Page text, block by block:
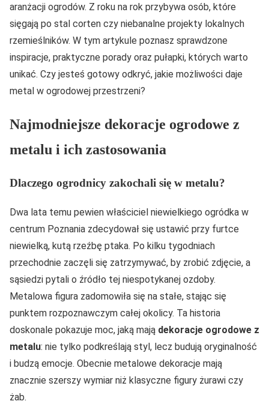
aranżacji ogrodów. Z roku na rok przybywa osób, które
sięgają po stal corten czy niebanalne projekty lokalnych
rzemieślników. W tym artykule poznasz sprawdzone
inspiracje, praktyczne porady oraz pułapki, których warto
unikać. Czy jesteś gotowy odkryć, jakie możliwości daje
metal w ogrodowej przestrzeni?
Najmodniejsze dekoracje ogrodowe z
metalu i ich zastosowania
Dlaczego ogrodnicy zakochali się w metalu?
Dwa lata temu pewien właściciel niewielkiego ogródka w
centrum Poznania zdecydował się ustawić przy furtce
niewielką, kutą rzeźbę ptaka. Po kilku tygodniach
przechodnie zaczęli się zatrzymywać, by zrobić zdjęcie, a
sąsiedzi pytali o źródło tej niespotykanej ozdoby.
Metalowa figura zadomowiła się na stałe, stając się
punktem rozpoznawczym całej okolicy. Ta historia
doskonale pokazuje moc, jaką mają dekoracje ogrodowe z
metalu: nie tylko podkreślają styl, lecz budują oryginalność
i budzą emocje. Obecnie metalowe dekoracje mają
znacznie szerszy wymiar niż klasyczne figury żurawi czy
żab.